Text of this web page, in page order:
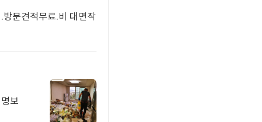
문견적무료.비 대면작
보